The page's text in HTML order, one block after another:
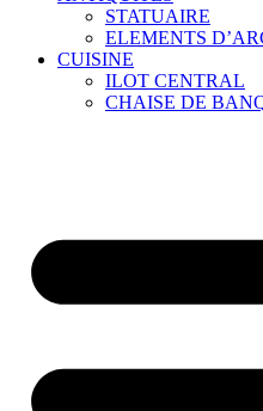
STATUAIRE
ELEMENTS
CUISINE
ILOT CENTRAL
CHAISE DE